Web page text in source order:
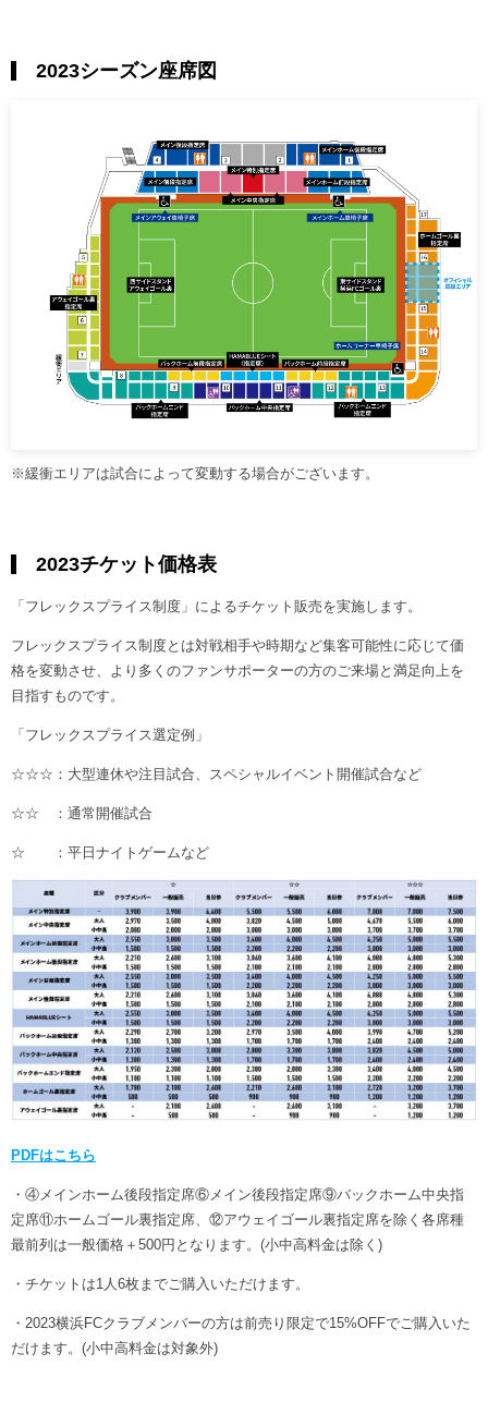
2023シーズン座席図
※緩衝エリアは試合によって変動する場合がございます。
2023チケット価格表
「フレックスプライス制度」によるチケット販売を実施します。
フレックスプライス制度とは対戦相手や時期など集客可能性に応じて価
格を変動させ、より多くのファンサポーターの方のご来場と満足向上を
目指すものです。
「フレックスプライス選定例」
☆☆☆：大型連休や注目試合、スペシャルイベント開催試合など
☆☆ ：通常開催試合
☆ ：平日ナイトゲームなど
PDFはこちら
・④メインホーム後段指定席⑥メイン後段指定席⑨バックホーム中央指
定席⑪ホームゴール裏指定席、⑫アウェイゴール裏指定席を除く各席種
最前列は一般価格＋500円となります。(小中高料金は除く)
・チケットは1人6枚までご購入いただけます。
・2023横浜FCクラブメンバーの方は前売り限定で15%OFFでご購入いた
だけます。(小中高料金は対象外)